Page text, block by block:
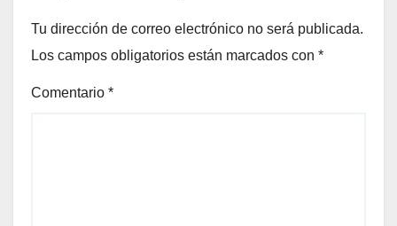
Tu dirección de correo electrónico no será publicada.
Los campos obligatorios están marcados con *
Comentario *